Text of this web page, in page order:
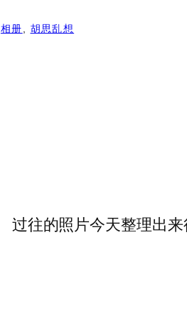
相册, 胡思乱想
过往的照片今天整理出